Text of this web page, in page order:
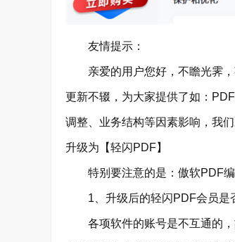
友情提示：
亲爱的用户您好，不瞻光霁，
更新不辍，为大家提供了如：
调整、业务结构等因素影响，我
升级为【轻闪PDF】
特别要注意的是：傲软PDF编
1、升级后的轻闪PDF会员是
各项软件的账号是不互通的，